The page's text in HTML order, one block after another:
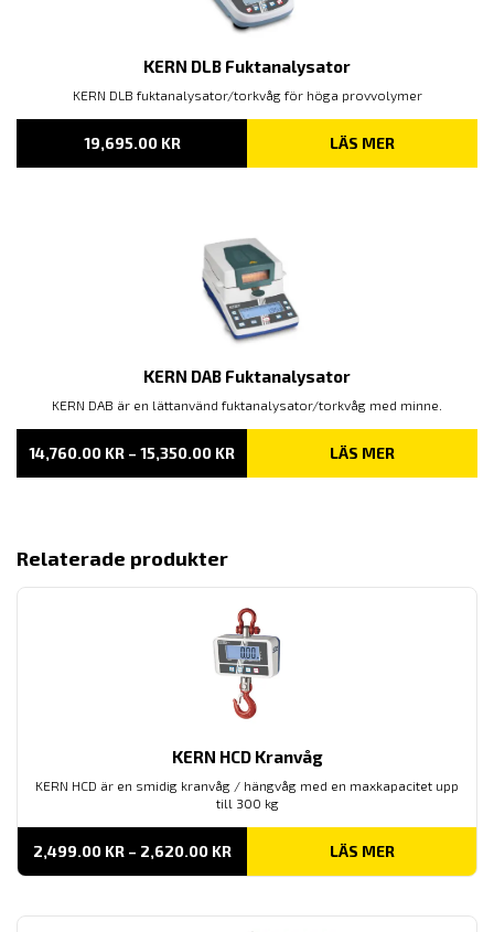
KERN DLB Fuktanalysator
KERN DLB fuktanalysator/torkvåg för höga provvolymer
19,695.00 KR LÄS MER
KERN DAB Fuktanalysator
KERN DAB är en lättanvänd fuktanalysator/torkvåg med minne.
14,760.00 KR – 15,350.00 KRPRISINTERVALL:
TILL
LÄS MER
Relaterade produkter
KERN HCD Kranvåg
KERN HCD är en smidig kranvåg / hängvåg med en maxkapacitet upp
till 300 kg
2,499.00 KR – 2,620.00 KRPRISINTERVALL:
TILL
LÄS MER